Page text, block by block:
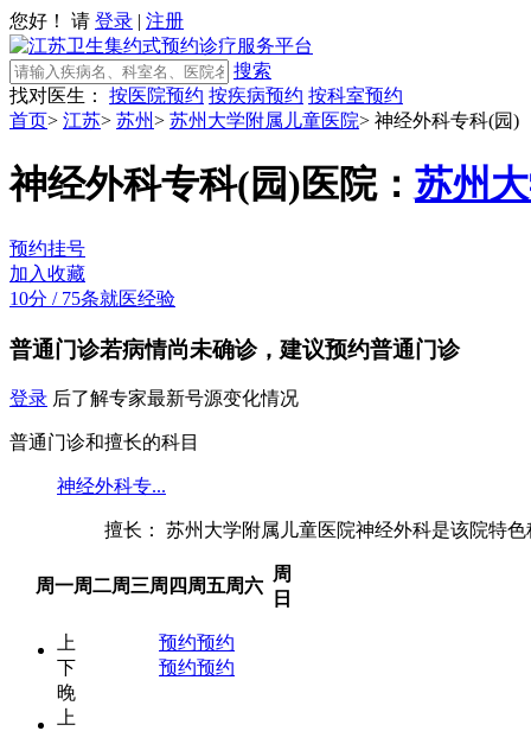
您好！ 请 登录 | 注册
搜索
找对医生：
按医院预约 按疾病预约 按科室预约
首页> 江苏> 苏州> 苏州大学附属儿童医院> 神经外科专科(园)
神经外科专科(园)医院： 苏州
预约挂号
加入收藏
10分 / 75条就医经验
普通门诊若病情尚未确诊，建议预约普通门诊
登录 后了解专家最新号源变化情况
普通门诊和擅长的科目
神经外科专...
擅长： 苏州大学附属儿童医院神经外科是该院特色
周一周二周三周四 周五周六
周
日
上 预约预约
下
预约预约
晚
上